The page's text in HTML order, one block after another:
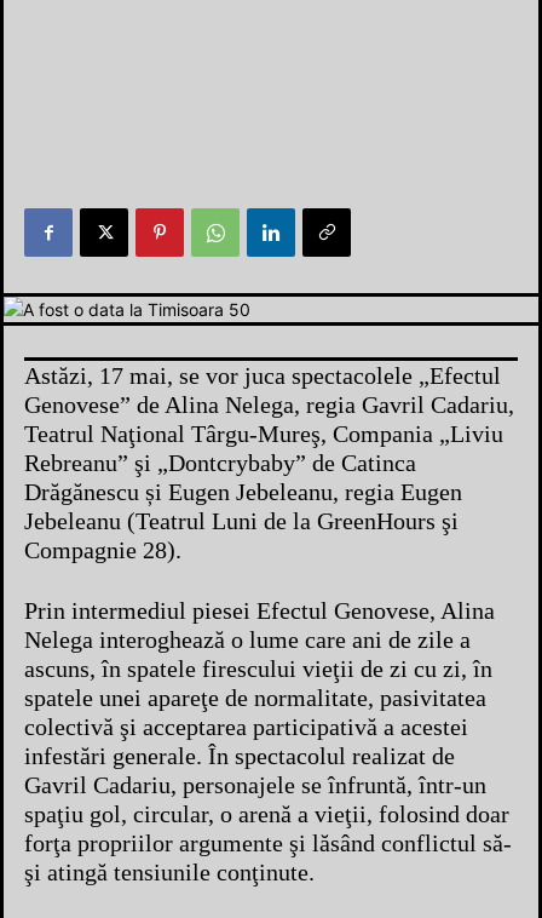
Astăzi, 17 mai, se vor juca spectacolele „Efectul
Genovese” de Alina Nelega, regia Gavril Cadariu,
Teatrul Naţional Târgu-Mureş, Compania „Liviu
Rebreanu” şi „Dontcrybaby” de Catinca
Drăgănescu și Eugen Jebeleanu, regia Eugen
Jebeleanu (Teatrul Luni de la GreenHours şi
Compagnie 28).
Prin intermediul piesei Efectul Genovese, Alina
Nelega interoghează o lume care ani de zile a
ascuns, în spatele firescului vieţii de zi cu zi, în
spatele unei apareţe de normalitate, pasivitatea
colectivă şi acceptarea participativă a acestei
infestări generale. În spectacolul realizat de
Gavril Cadariu, personajele se înfruntă, într-un
spaţiu gol, circular, o arenă a vieţii, folosind doar
forţa propriilor argumente şi lăsând conflictul să-
şi atingă tensiunile conţinute.